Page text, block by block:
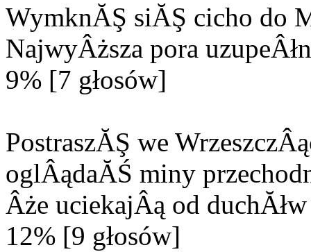
WymknĂŞ siĂŞ cicho do
NajwyÂższa pora
9% [7 głosów]
PostraszĂŞ we
oglÂądaĂŚ miny
Âże uciekajÂą od
12% [9 głosów]